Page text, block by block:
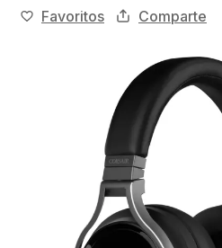
Favoritos Comparte